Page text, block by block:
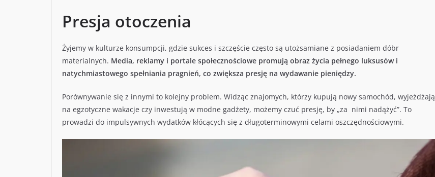
Presja otoczenia
Żyjemy w kulturze konsumpcji, gdzie sukces i szczęście często są utożsamiane z posiadaniem dóbr
materialnych. Media, reklamy i portale społecznościowe promują obraz życia pełnego luksusów i
natychmiastowego spełniania pragnień, co zwiększa presję na wydawanie pieniędzy.
Porównywanie się z innymi to kolejny problem. Widząc znajomych, którzy kupują nowy samochód, wyjeżdżają
na egzotyczne wakacje czy inwestują w modne gadżety, możemy czuć presję, by „za nimi nadążyć”. To
prowadzi do impulsywnych wydatków kłócących się z długoterminowymi celami oszczędnościowymi.